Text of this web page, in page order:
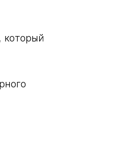
который